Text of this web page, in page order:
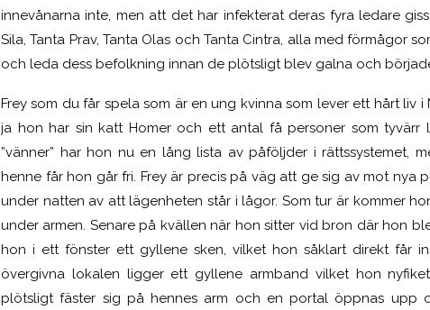
innevånarna inte, men att det har infekterat deras fyra ledare
Sila, Tanta Prav, Tanta Olas och Tanta Cintra, alla med förmågor
och leda dess befolkning innan de plötsligt blev galna och
Frey som du får spela som är en ung kvinna som lever ett hårt liv i
ja hon har sin katt Homer och ett antal få personer som tyvärr
”vänner” har hon nu en lång lista av påföljder i rättssystemet,
henne får hon går fri. Frey är precis på väg att ge sig av mot nya
under natten av att lägenheten står i lågor. Som tur är kommer
under armen. Senare på kvällen när hon sitter vid bron där hon
hon i ett fönster ett gyllene sken, vilket hon såklart direkt får
övergivna lokalen ligger ett gyllene armband vilket hon
plötsligt fäster sig på hennes arm och en portal öppnas upp